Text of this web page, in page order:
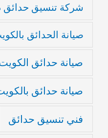
شركة تنسيق حدائق
صيانة الحدائق
صيانة حدائق
صيانة حدائق
فني تنسيق حدائق